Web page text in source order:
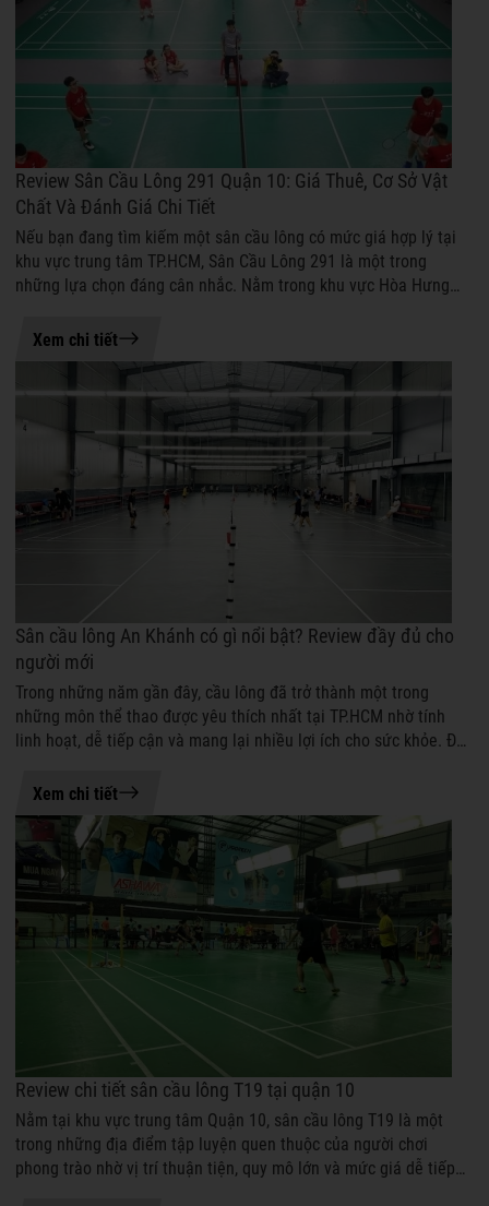
18-06-2026 13:58
Review Sân Cầu Lông 291 Quận 10: Giá Thuê, Cơ Sở Vật
Chất Và Đánh Giá Chi Tiết
Nếu bạn đang tìm kiếm một sân cầu lông có mức giá hợp lý tại
khu vực trung tâm TP.HCM, Sân Cầu Lông 291 là một trong
những lựa chọn đáng cân nhắc. Nằm trong khu vực Hòa Hưng
Xem chi tiết
18-06-2026 11:01
Sân cầu lông An Khánh có gì nổi bật? Review đầy đủ cho
người mới
Trong những năm gần đây, cầu lông đã trở thành một trong
những môn thể thao được yêu thích nhất tại TP.HCM nhờ tính
linh hoạt, dễ tiếp cận và mang lại nhiều lợi ích cho sức khỏe. Để
Xem chi tiết
Review chi tiết sân cầu lông T19 tại quận 10
Nằm tại khu vực trung tâm Quận 10, sân cầu lông T19 là một
trong những địa điểm tập luyện quen thuộc của người chơi
phong trào nhờ vị trí thuận tiện, quy mô lớn và mức giá dễ tiếp